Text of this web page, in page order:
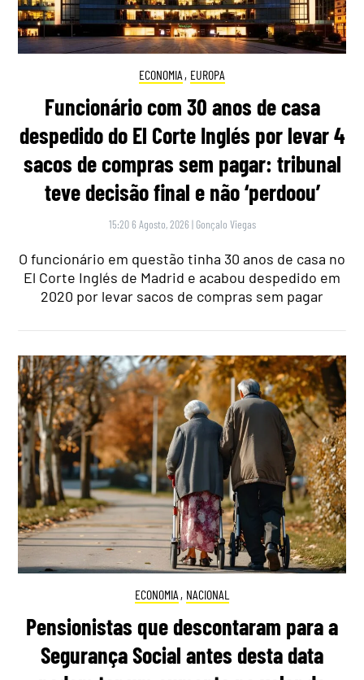
ECONOMIA , EUROPA
Funcionário com 30 anos de casa
despedido do El Corte Inglés por levar 4
sacos de compras sem pagar: tribunal
teve decisão final e não ‘perdoou’
15:20 6 Agosto, 2026 | Gonçalo Viegas
O funcionário em questão tinha 30 anos de casa no
El Corte Inglés de Madrid e acabou despedido em
2020 por levar sacos de compras sem pagar
ECONOMIA , NACIONAL
Pensionistas que descontaram para a
Segurança Social antes desta data